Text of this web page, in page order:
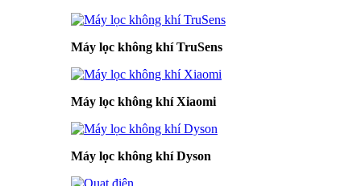
Máy lọc không khí TruSens
Máy lọc không khí Xiaomi
Máy lọc không khí Dyson